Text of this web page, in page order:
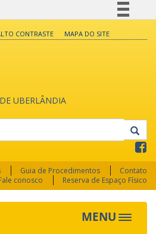
Legislação
Canais
CONTRASTE MAPA DO SITE
UBERLÂNDIA
Guia de Procedimentos
Contato
conosco
Reserva de Espaço Físico
MENU
Toggle